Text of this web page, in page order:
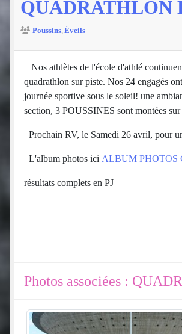
QUADRATHLON
Poussins Éveils
Nos athlètes de l'école d'athlé
quadrathlon sur piste. Nos 24 engagés
journée sportive sous le soleil! une
section, 3 POUSSINES sont montées
Prochain RV, le Samedi 26 avril, pour
L'album photos ici ALBUM PHOTOS
résultats complets en PJ
Photos associées :